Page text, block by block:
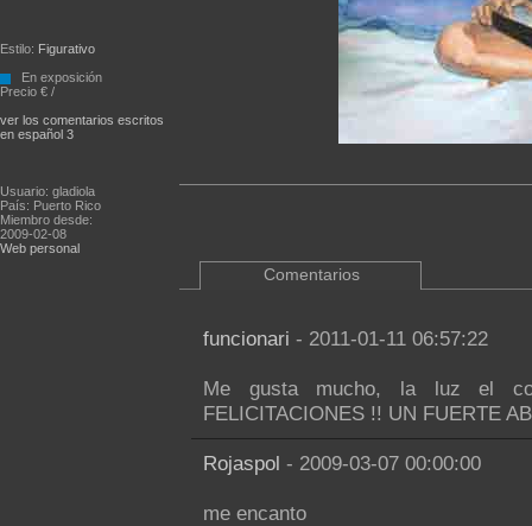
Estilo: Figurativo
En exposición
Precio € /
ver los comentarios escritos
en español 3
Usuario: gladiola
País: Puerto Rico
Miembro desde:
2009-02-08
Web personal
Comentarios
funcionari - 2011-01-11 06:57:22
Me gusta mucho, la luz el
FELICITACIONES !! UN FUERTE
Rojaspol - 2009-03-07 00:00:00
me encanto